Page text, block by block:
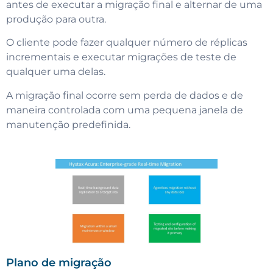
antes de executar a migração final e alternar de uma
produção para outra.
O cliente pode fazer qualquer número de réplicas
incrementais e executar migrações de teste de
qualquer uma delas.
A migração final ocorre sem perda de dados e de
maneira controlada com uma pequena janela de
manutenção predefinida.
Plano de migração